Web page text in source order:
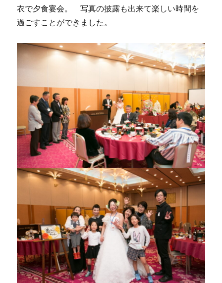
衣で夕食宴会。 写真の披露も出来て楽しい時間を
過ごすことができました。